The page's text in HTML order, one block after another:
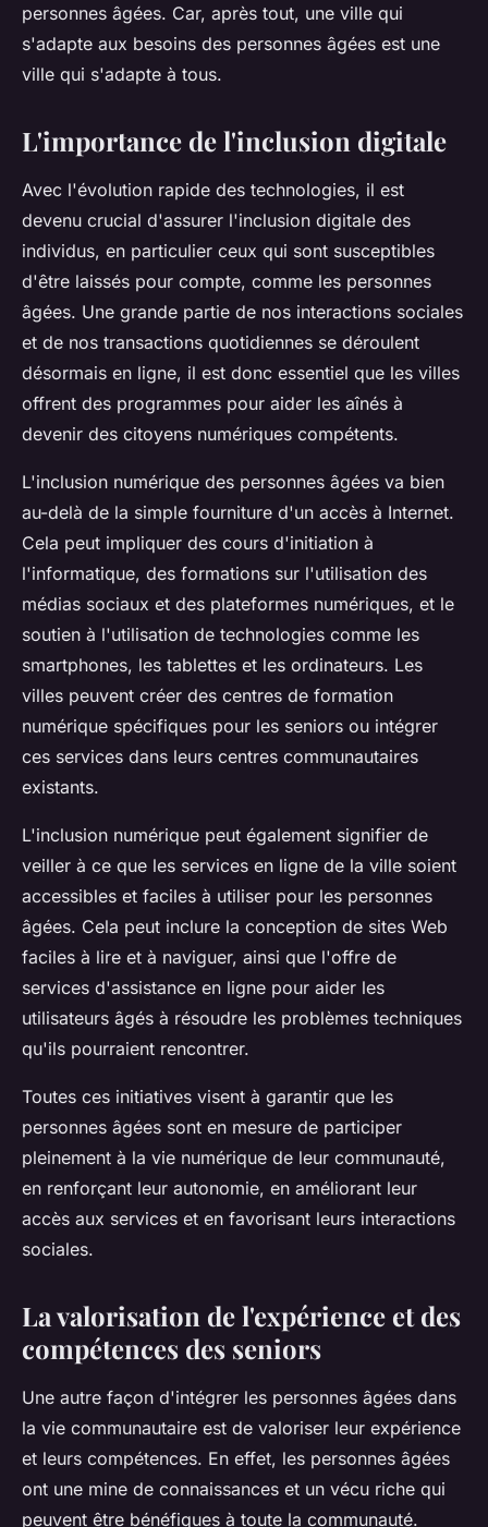
personnes âgées. Car, après tout, une ville qui
s'adapte aux besoins des personnes âgées est une
ville qui s'adapte à tous.
L'importance de l'inclusion digitale
Avec l'évolution rapide des technologies, il est
devenu crucial d'assurer l'inclusion digitale des
individus, en particulier ceux qui sont susceptibles
d'être laissés pour compte, comme les personnes
âgées. Une grande partie de nos interactions sociales
et de nos transactions quotidiennes se déroulent
désormais en ligne, il est donc essentiel que les villes
offrent des programmes pour aider les aînés à
devenir des citoyens numériques compétents.
L'inclusion numérique des personnes âgées va bien
au-delà de la simple fourniture d'un accès à Internet.
Cela peut impliquer des cours d'initiation à
l'informatique, des formations sur l'utilisation des
médias sociaux et des plateformes numériques, et le
soutien à l'utilisation de technologies comme les
smartphones, les tablettes et les ordinateurs. Les
villes peuvent créer des centres de formation
numérique spécifiques pour les seniors ou intégrer
ces services dans leurs centres communautaires
existants.
L'inclusion numérique peut également signifier de
veiller à ce que les services en ligne de la ville soient
accessibles et faciles à utiliser pour les personnes
âgées. Cela peut inclure la conception de sites Web
faciles à lire et à naviguer, ainsi que l'offre de
services d'assistance en ligne pour aider les
utilisateurs âgés à résoudre les problèmes techniques
qu'ils pourraient rencontrer.
Toutes ces initiatives visent à garantir que les
personnes âgées sont en mesure de participer
pleinement à la vie numérique de leur communauté,
en renforçant leur autonomie, en améliorant leur
accès aux services et en favorisant leurs interactions
sociales.
La valorisation de l'expérience et des
compétences des seniors
Une autre façon d'intégrer les personnes âgées dans
la vie communautaire est de valoriser leur expérience
et leurs compétences. En effet, les personnes âgées
ont une mine de connaissances et un vécu riche qui
peuvent être bénéfiques à toute la communauté.